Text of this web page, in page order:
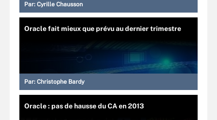
Par: Cyrille Chausson
Oracle fait mieux que prévu au dernier trimestre
Par: Christophe Bardy
Oracle : pas de hausse du CA en 2013